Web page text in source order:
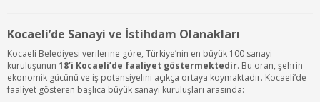
Kocaeli’de Sanayi ve İstihdam Olanakları
Kocaeli Belediyesi verilerine göre, Türkiye’nin en büyük 100 sanayi
kuruluşunun 18’i Kocaeli’de faaliyet göstermektedir. Bu oran, şehrin
ekonomik gücünü ve iş potansiyelini açıkça ortaya koymaktadır. Kocaeli’de
faaliyet gösteren başlıca büyük sanayi kuruluşları arasında: